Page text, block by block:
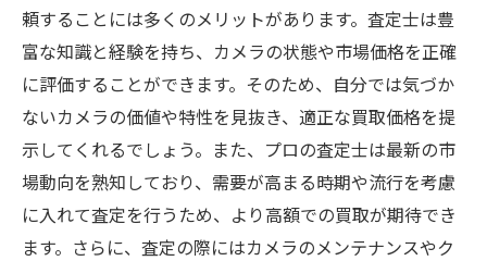
頼することには多くのメリットがあります。査定士は豊
富な知識と経験を持ち、カメラの状態や市場価格を正確
に評価することができます。そのため、自分では気づか
ないカメラの価値や特性を見抜き、適正な買取価格を提
示してくれるでしょう。また、プロの査定士は最新の市
場動向を熟知しており、需要が高まる時期や流行を考慮
に入れて査定を行うため、より高額での買取が期待でき
ます。さらに、査定の際にはカメラのメンテナンスやク